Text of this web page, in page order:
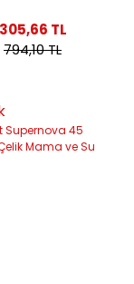
305,66 TL
794,10 TL